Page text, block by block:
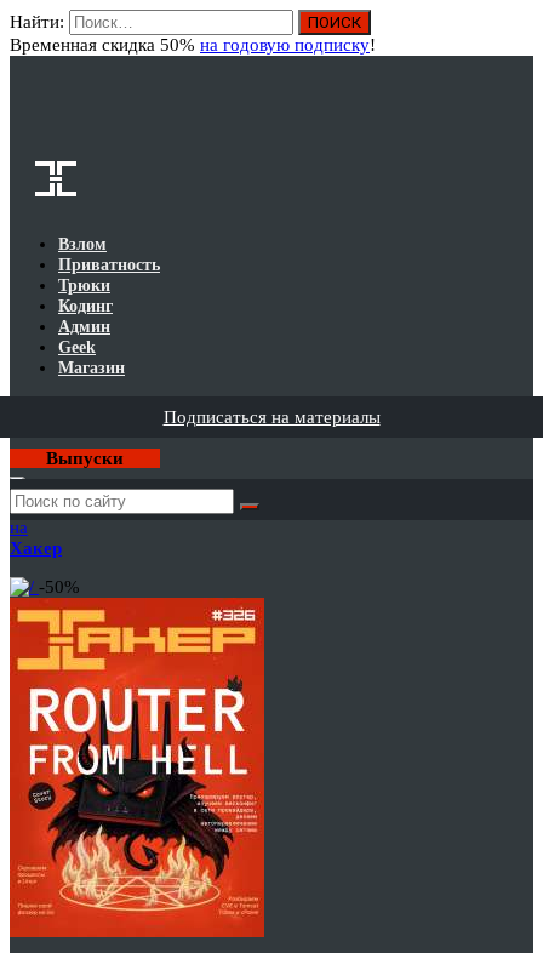
Найти:
Временная скидка 50% на годовую подписку!
Взлом
Приватность
Трюки
Кодинг
Админ
Geek
Магазин
Подписаться на материалы
Выпуски
Годовая
подписка
на
Хакер
-50%